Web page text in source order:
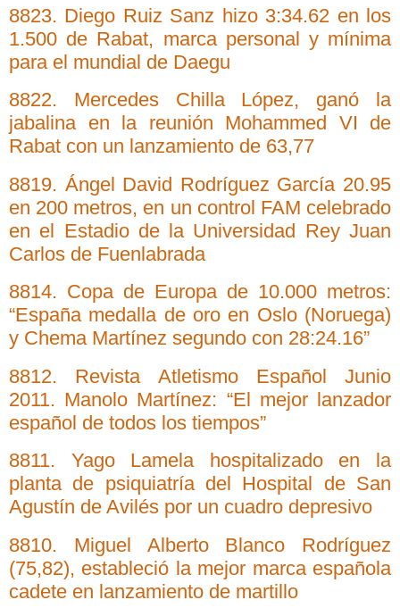
8823. Diego Ruiz Sanz hizo 3:34.62 en los
1.500 de Rabat, marca personal y mínima
para el mundial de Daegu
8822. Mercedes Chilla López, ganó la
jabalina en la reunión Mohammed VI de
Rabat con un lanzamiento de 63,77
8819. Ángel David Rodríguez García 20.95
en 200 metros, en un control FAM celebrado
en el Estadio de la Universidad Rey Juan
Carlos de Fuenlabrada
8814. Copa de Europa de 10.000 metros:
“España medalla de oro en Oslo (Noruega)
y Chema Martínez segundo con 28:24.16”
8812. Revista Atletismo Español Junio
2011. Manolo Martínez: “El mejor lanzador
español de todos los tiempos”
8811. Yago Lamela hospitalizado en la
planta de psiquiatría del Hospital de San
Agustín de Avilés por un cuadro depresivo
8810. Miguel Alberto Blanco Rodríguez
(75,82), estableció la mejor marca española
cadete en lanzamiento de martillo